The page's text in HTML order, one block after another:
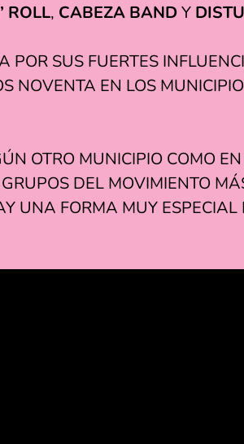
ROLL, CABEZA BANDY
POR SUS FUERTES
NOVENTA EN LOS
OTRO MUNICIPIO COMO
DEL MOVIMIENTO
UNA FORMA MUY